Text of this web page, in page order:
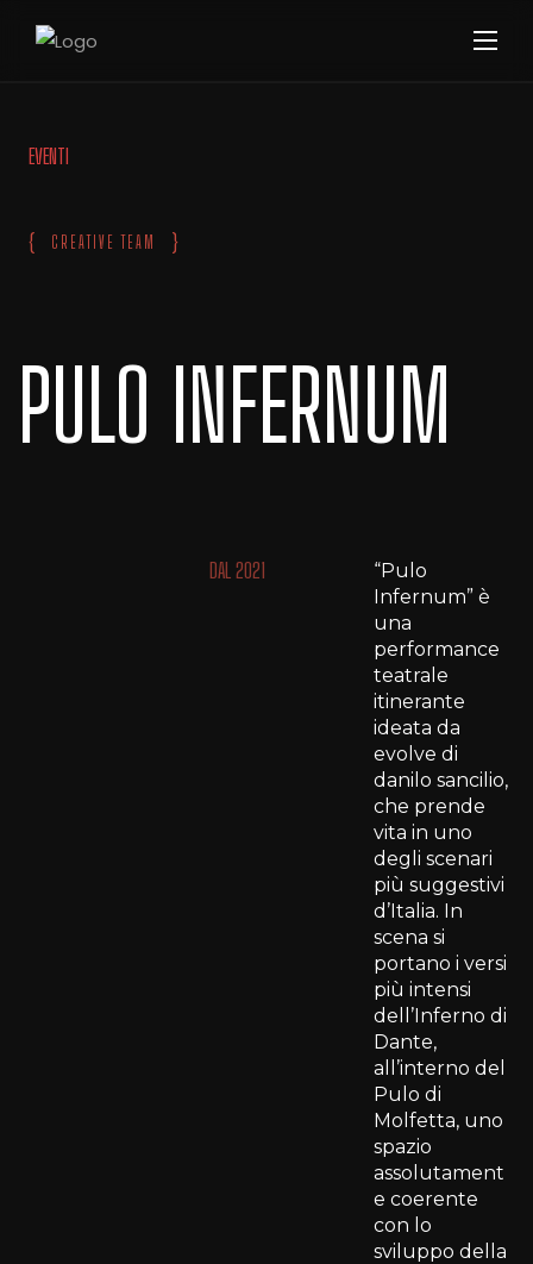
EVENTI
{ CREATIVE TEAM }
PULO INFERNUM
DAL 2021
“Pulo
Infernum” è
una
performance
teatrale
itinerante
ideata da
evolve di
danilo sancilio,
che prende
vita in uno
degli scenari
più suggestivi
d’Italia. In
scena si
portano i versi
più intensi
dell’Inferno di
Dante,
all’interno del
Pulo di
Molfetta, uno
spazio
assolutament
e coerente
con lo
sviluppo della